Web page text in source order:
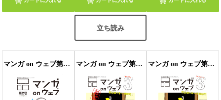
立ち読み
マンガ on ウェブ第２号 マンガ on ウェブ第３号 無料お試し版〔雑誌〕 マンガ on ウェブ第３号